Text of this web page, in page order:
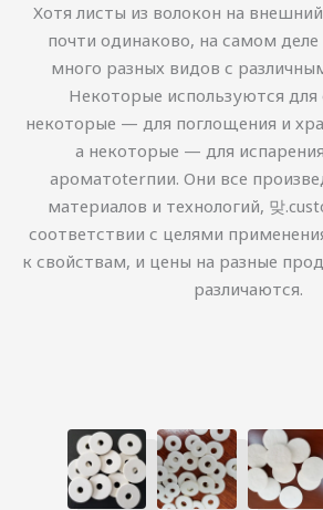
Хотя листы из волокон на
почти одинаково, на самом
много разных видов с
Некоторые используются
некоторые — для поглощения и
а некоторые — для
ароматoterпии. Они все
материалов и технологий, 맞
соответствии с целями
к свойствам, и цены на разные
различаются.